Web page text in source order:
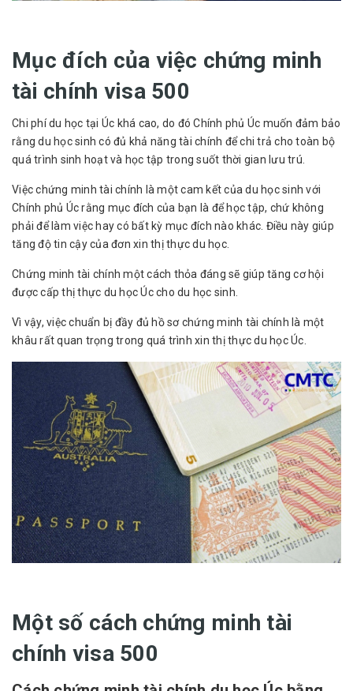
Mục đích của việc chứng minh
tài chính visa 500
Chi phí du học tại Úc khá cao, do đó Chính phủ Úc muốn đảm bảo
rằng du học sinh có đủ khả năng tài chính để chi trả cho toàn bộ
quá trình sinh hoạt và học tập trong suốt thời gian lưu trú.
Việc chứng minh tài chính là một cam kết của du học sinh với
Chính phủ Úc rằng mục đích của bạn là để học tập, chứ không
phải để làm việc hay có bất kỳ mục đích nào khác. Điều này giúp
tăng độ tin cậy của đơn xin thị thực du học.
Chứng minh tài chính một cách thỏa đáng sẽ giúp tăng cơ hội
được cấp thị thực du học Úc cho du học sinh.
Vì vậy, việc chuẩn bị đầy đủ hồ sơ chứng minh tài chính là một
khâu rất quan trọng trong quá trình xin thị thực du học Úc.
Một số cách chứng minh tài
chính visa 500